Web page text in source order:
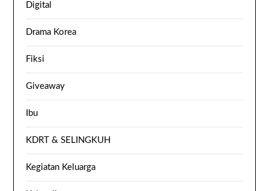
Digital
Drama Korea
Fiksi
Giveaway
Ibu
KDRT & SELINGKUH
Kegiatan Keluarga